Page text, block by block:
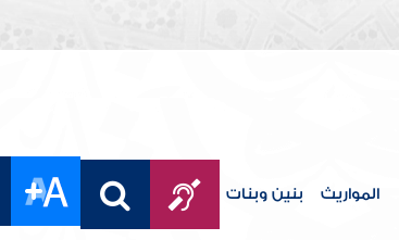
المواريث بنين وبنات